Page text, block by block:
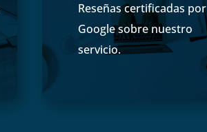
Reseñas certificadas por
Google sobre nuestro
servicio.